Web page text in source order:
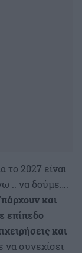
2027 είναι
.. να δούμε….
και
επίπεδο
και
να συνεχίσει